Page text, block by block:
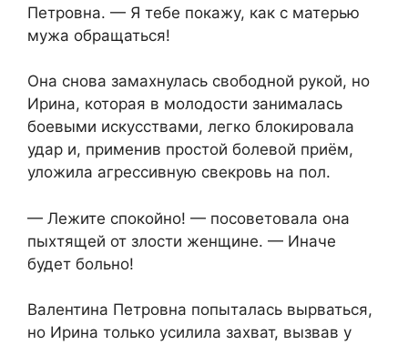
Петровна. — Я тебе покажу, как с матерью
мужа обращаться!
Она снова замахнулась свободной рукой, но
Ирина, которая в молодости занималась
боевыми искусствами, легко блокировала
удар и, применив простой болевой приём,
уложила агрессивную свекровь на пол.
— Лежите спокойно! — посоветовала она
пыхтящей от злости женщине. — Иначе
будет больно!
Валентина Петровна попыталась вырваться,
но Ирина только усилила захват, вызвав у